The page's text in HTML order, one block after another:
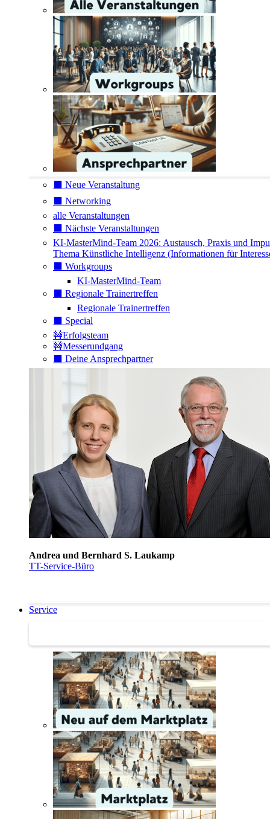
⬛️ Neue Veranstaltung
⬛️ Networking
alle Veranstaltungen
⬛️ Nächste Veranstaltungen
KI-MasterMind-Team 2026: Austausch, Praxis und
Thema Künstliche Intelligenz (Informationen für
⬛️ Workgroups
KI-MasterMind-Team
⬛️ Regionale Trainertreffen
Regionale Trainertreffen
⬛️ Special
🚧Erfolgsteam
🚧Messerundgang
⬛️ Deine Ansprechpartner
Andrea und Bernhard S. Laukamp
TT-Service-Büro
Service